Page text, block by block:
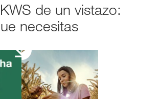
de un vistazo:
necesitas